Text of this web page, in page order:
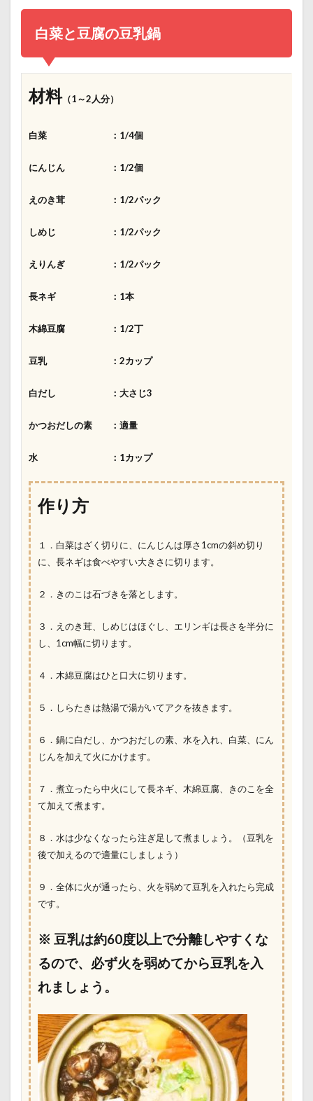
白菜と豆腐の豆乳鍋
材料（1～2人分）
白菜 ：1/4個
にんじん ：1/2個
えのき茸 ：1/2パック
しめじ ：1/2パック
えりんぎ ：1/2パック
長ネギ ：1本
木綿豆腐 ：1/2丁
豆乳 ： 2カップ
白だし ： 大さじ3
かつおだしの素 ：適量
水 ： 1カップ
作り方
１．白菜はざく切りに、にんじんは厚さ1cmの斜め切り
に、長ネギは食べやすい大きさに切ります。
２．きのこは石づきを落とします。
３．えのき茸、しめじはほぐし、エリンギは長さを半分に
し、1cm幅に切ります。
４．木綿豆腐はひと口大に切ります。
５．しらたきは熱湯で湯がいてアクを抜きます。
６．鍋に白だし、かつおだしの素、水を入れ、白菜、にん
じんを加えて火にかけます。
７．煮立ったら中火にして長ネギ、木綿豆腐、きのこを全
て加えて煮ます。
８．水は少なくなったら注ぎ足して煮ましょう。（豆乳を
後で加えるので適量にしましょう）
９．全体に火が通ったら、火を弱めて豆乳を入れたら完成
です。
※ 豆乳は約60度以上で分離しやすくな
るので、 必ず火を弱めてから豆乳を入
れましょう。